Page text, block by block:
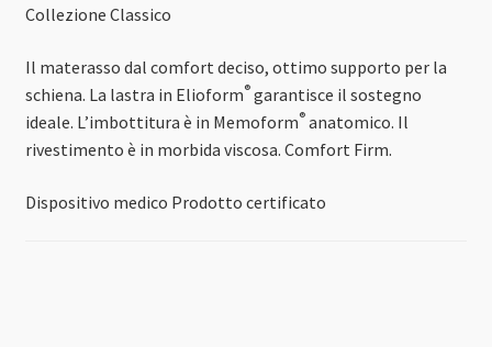
Collezione Classico
Il materasso dal comfort deciso, ottimo supporto per la
schiena. La lastra in Elioform®garantisce il sostegno
ideale. L’imbottitura è in Memoform®anatomico. Il
rivestimento è in morbida viscosa. Comfort Firm.
Dispositivo medico Prodotto certificato